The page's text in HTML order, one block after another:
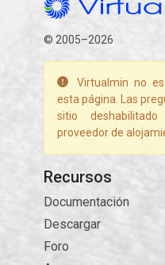
© 2005–2026
Virtualmin no
esta página. Las
sitio
proveedor de
Recursos
Documentación
Descargar
Foro